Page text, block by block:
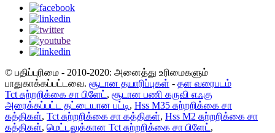
© பதிப்புரிமை - 2010-2020: அனைத்து உரிமைகளும்
பாதுகாக்கப்பட்டவை. சூடான தயாரிப்புகள் - தள வரைபடம்
Tct சுற்றறிக்கை சா பிளேட் , சூடான பணி கருவி எஃகு
அரைக்கப்பட்ட தட்டையான பட்டி, Hss M35 சுற்றறிக்கை சா
கத்திகள், Tct சுற்றறிக்கை சா கத்திகள், Hss M2 சுற்றறிக்கை சா
கத்திகள், மெட்டலுக்கான Tct சுற்றறிக்கை சா பிளேட் ,